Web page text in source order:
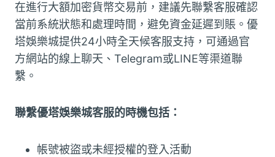
在進行大額加密貨幣交易前，建議先聯繫客服確認
當前系統狀態和處理時間，避免資金延遲到賬。優
塔娛樂城提供24小時全天候客服支持，可通過官
方網站的線上聊天、Telegram或LINE等渠道聯
繫。
聯繫優塔娛樂城客服的時機包括：
帳號被盜或未經授權的登入活動